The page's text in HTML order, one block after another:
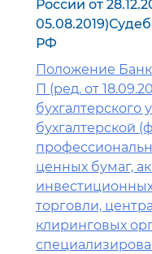
России от
РФ
Положение
П (ред. от
бухгалтерского
бухгалтерской
ценных бумаг,
торговли,
клиринговых